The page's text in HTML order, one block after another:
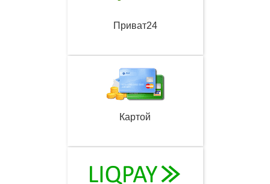
Приват24
Картой